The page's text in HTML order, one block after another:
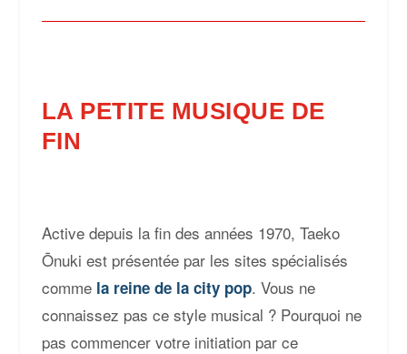
LA PETITE MUSIQUE DE
FIN
Active depuis la fin des années 1970, Taeko
Ōnuki est présentée par les sites spécialisés
comme la reine de la city pop. Vous ne
connaissez pas ce style musical ? Pourquoi ne
pas commencer votre initiation par ce